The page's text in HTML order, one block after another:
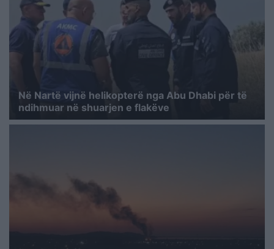
Në Nartë vijnë helikopterë nga Abu Dhabi për të
ndihmuar në shuarjen e flakëve